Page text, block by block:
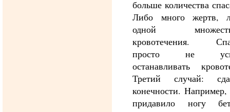
больше количества
Либо много жертв,
одной
кровотечения.
просто не
останавливать
Третий случай:
конечности. Например,
придавило ногу